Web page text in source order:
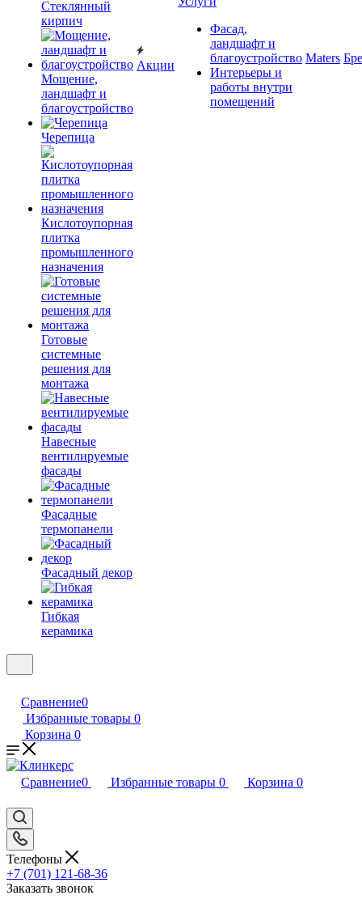
Cтеклянный
кирпич
Мощение,
ландшафт и
благоустройство
Черепица
Кислотоупорная
плитка
промышленного
назначения
Готовые
системные
решения для
монтажа
Навесные
вентилируемые
фасады
Фасадные
термопанели
Фасадный декор
Гибкая
керамика
Акции
Фасад,
ландшафт и
благоустройство
Интерьеры и
работы внутри
помещений
Maters
Сравнение0
Избранные товары 0
Корзина 0
Сравнение0 Избранные товары 0 Корзина 0
Телефоны
+7 (701) 121-68-36
Заказать звонок